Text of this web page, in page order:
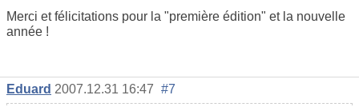
Merci et félicitations pour la "première édition" et la nouvelle
année !
Eduard 2007.12.31 16:47 #7